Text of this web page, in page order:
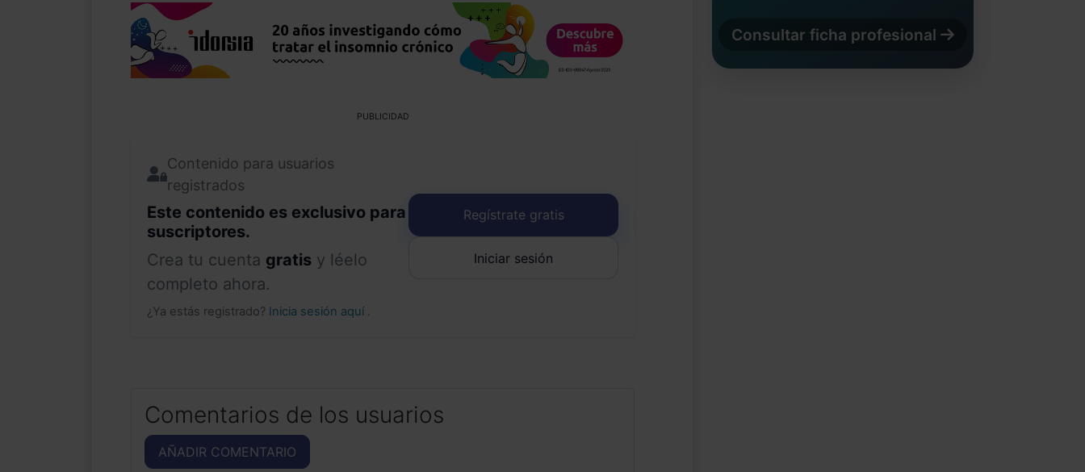
PUBLICIDAD
Contenido para usuarios
registrados
Este contenido es exclusivo para
suscriptores.
Crea tu cuenta gratis y léelo
completo ahora.
¿Ya estás registrado? Inicia sesión aquí .
Regístrate gratis
Iniciar sesión
Comentarios de los usuarios
AÑADIR COMENTARIO
Consultar ficha profesional